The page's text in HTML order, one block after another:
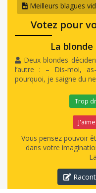
Meilleurs blagues
Votez pour
La
Deux blondes
l’autre : – Dis-moi,
pourquoi, je saigne du
Trop
Vous pensez pouvoir
dans votre